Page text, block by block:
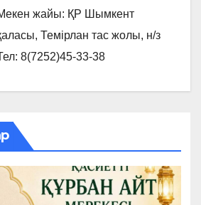
жайы: ҚР Шымкент
Темірлан тас жолы, н/з
8(7252)45-33-38